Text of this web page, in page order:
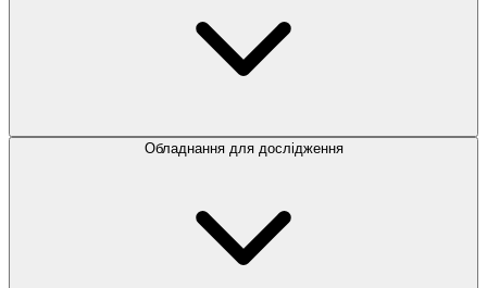
Обладнання для дослідження